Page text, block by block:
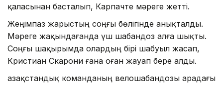
қаласынан басталып, Карпачте мәреге жетті.
Жеңімпаз жарыстың соңғы бөлігінде анықталды.
Мәреге жақындағанда үш шабандоз алға шықты.
Соңғы шақырымда олардың бірі шабуыл жасап,
Кристиан Скарони ғана оған жауап бере алды.
Қазақстандық команданың велошабандозы арадағы